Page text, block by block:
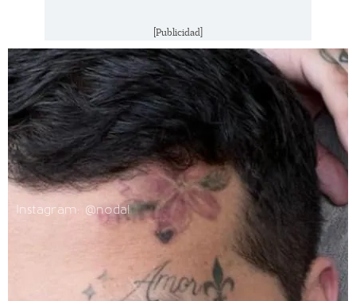
[Publicidad]
Instagram: @nodal